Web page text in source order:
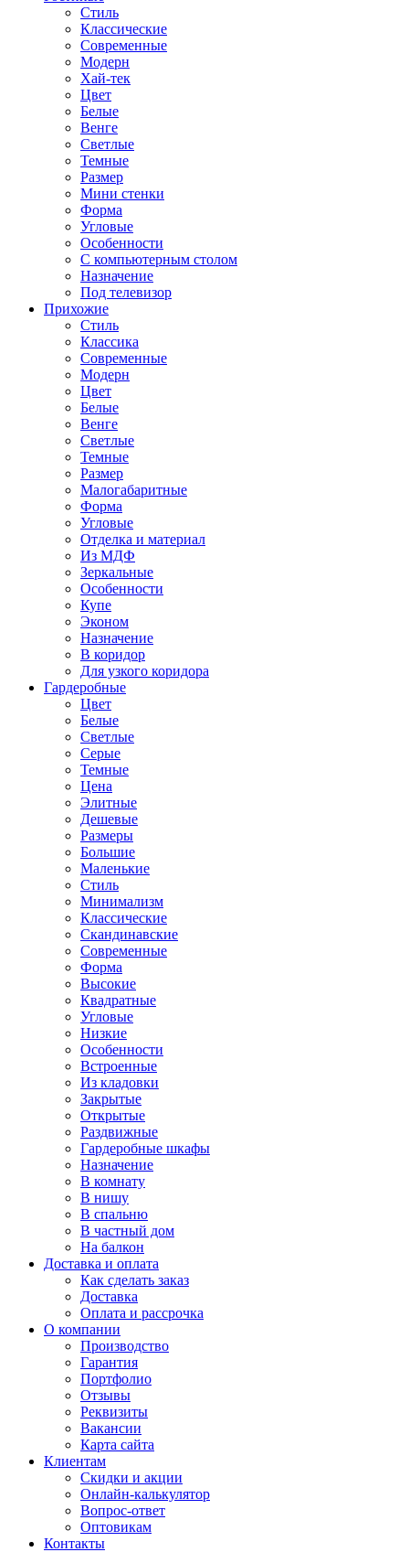
Стиль
Классические
Современные
Модерн
Хай-тек
Цвет
Белые
Венге
Светлые
Темные
Размер
Мини стенки
Форма
Угловые
Особенности
С компьютерным столом
Назначение
Под телевизор
Прихожие
Стиль
Классика
Современные
Модерн
Цвет
Белые
Венге
Светлые
Темные
Размер
Малогабаритные
Форма
Угловые
Отделка и материал
Из МДФ
Зеркальные
Особенности
Купе
Эконом
Назначение
В коридор
Для узкого коридора
Гардеробные
Цвет
Белые
Светлые
Серые
Темные
Цена
Элитные
Дешевые
Размеры
Большие
Маленькие
Стиль
Минимализм
Классические
Скандинавские
Современные
Форма
Высокие
Квадратные
Угловые
Низкие
Особенности
Встроенные
Из кладовки
Закрытые
Открытые
Раздвижные
Гардеробные шкафы
Назначение
В комнату
В нишу
В спальню
В частный дом
На балкон
Доставка и оплата
Как сделать заказ
Доставка
Оплата и рассрочка
О компании
Производство
Гарантия
Портфолио
Отзывы
Реквизиты
Вакансии
Карта сайта
Клиентам
Скидки и акции
Онлайн-калькулятор
Вопрос-ответ
Оптовикам
Контакты